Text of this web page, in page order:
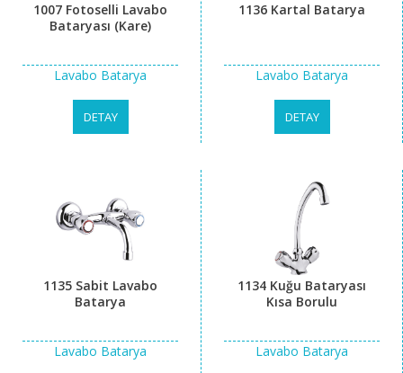
1007 Fotoselli Lavabo
Bataryası (Kare)
Lavabo Batarya
DETAY
1136 Kartal Batarya
Lavabo Batarya
DETAY
1135 Sabit Lavabo
Batarya
Lavabo Batarya
1134 Kuğu Bataryası
Kısa Borulu
Lavabo Batarya